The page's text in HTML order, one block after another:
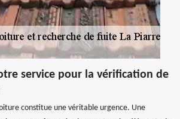
service pour la vérification de
constitue une véritable urgence. Une